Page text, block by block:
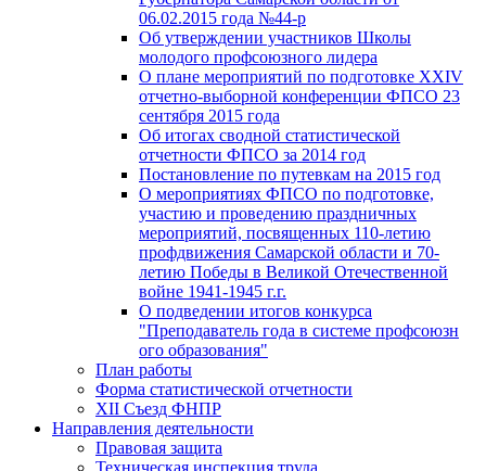
06.02.2015 года №44-р
Об утверждении участников Школы
молодого профсоюзного лидера
О плане мероприятий по подготовке XXIV
отчетно-выборной конференции ФПСО 23
сентября 2015 года
Об итогах сводной статистической
отчетности ФПСО за 2014 год
Постановление по путевкам на 2015 год
О мероприятиях ФПСО по подготовке,
участию и проведению праздничных
мероприятий, посвященных 110-летию
профдвижения Самарской области и 70-
летию Победы в Великой Отечественной
войне 1941-1945 г.г.
О подведении итогов конкурса
"Преподаватель года в системе профсоюзн
ого образования"
План работы
Форма статистической отчетности
XII Съезд ФНПР
Направления деятельности
Правовая защита
Техническая инспекция труда